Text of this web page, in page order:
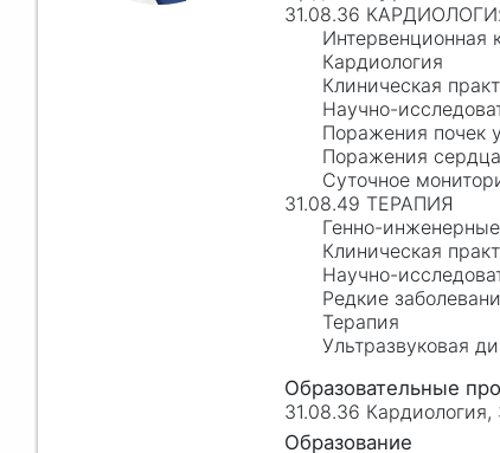
31.08.36
Интервенционная
Кардиология
Клиническая
Научно-
Поражения почек
Поражения
Суточное
31.08.49 ТЕРАПИЯ
Генно-
Клиническая
Научно-
Редкие
Терапия
Ультразвуковая
31.08.36